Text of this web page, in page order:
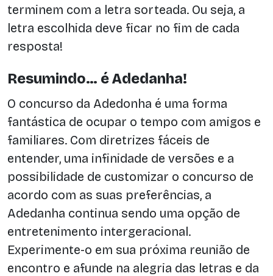
terminem com a letra sorteada. Ou seja, a
letra escolhida deve ficar no fim de cada
resposta!
Resumindo… é Adedanha!
O concurso da Adedonha é uma forma
fantástica de ocupar o tempo com amigos e
familiares. Com diretrizes fáceis de
entender, uma infinidade de versões e a
possibilidade de customizar o concurso de
acordo com as suas preferências, a
Adedanha continua sendo uma opção de
entretenimento intergeracional.
Experimente-o em sua próxima reunião de
encontro e afunde na alegria das letras e da